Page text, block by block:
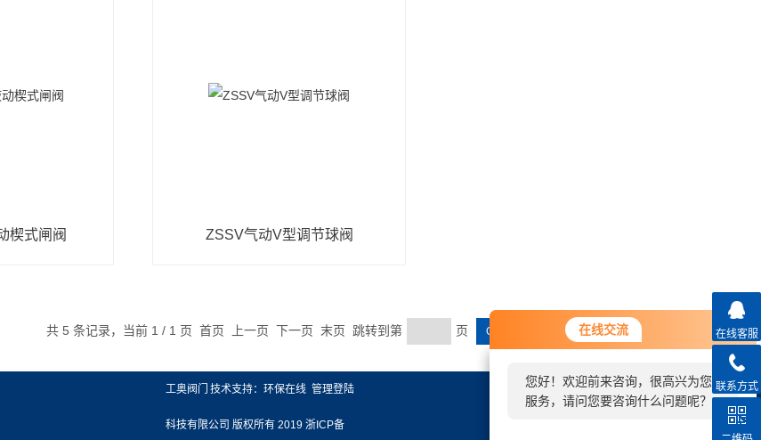
在线交流
您好！欢迎前来咨询，很高兴为您
服务，请问您要咨询什么问题呢？
您好，看您停留很久了，是否找到
了需求产品，您可以直接在线与我
在线交流
您好！欢迎前来咨询，很高兴为您
服务，请问您要咨询什么问题呢？
楔式闸阀 ZSSV气动V型调节球阀
共 5 条记录，当前 1 / 1 页 首页 上一页 下一页 末页 跳转到第 页
技术支持：环保在线 管理登陆
工奥阀门
科技有限公司 版权所有 2019 浙ICP备
在线客服
联系方式